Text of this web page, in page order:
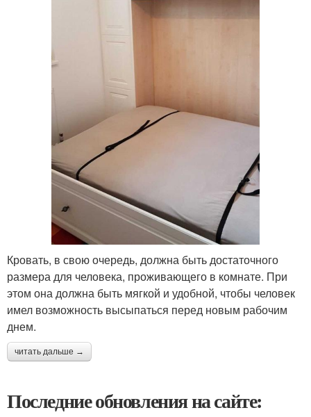
Кровать, в свою очередь, должна быть достаточного
размера для человека, проживающего в комнате. При
этом она должна быть мягкой и удобной, чтобы человек
имел возможность высыпаться перед новым рабочим
днем.
читать дальше →
Последние обновления на сайте: